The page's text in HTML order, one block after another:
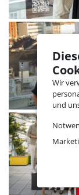
Wir
und